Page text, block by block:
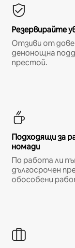
Резервирайте
Отзиви от
денонощна
престой.
Подходящи за
номади
По работа ли
дългосрочен
обособени